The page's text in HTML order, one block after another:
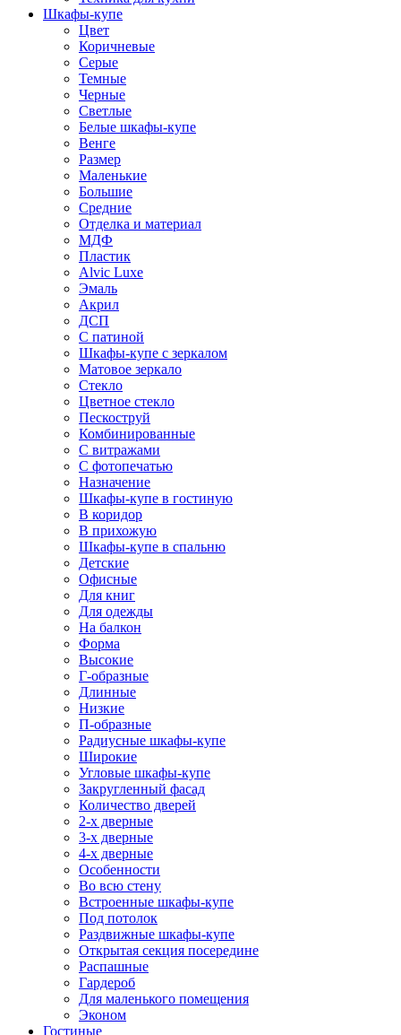
Шкафы-купе
Цвет
Коричневые
Серые
Темные
Черные
Светлые
Белые шкафы-купе
Венге
Размер
Маленькие
Большие
Средние
Отделка и материал
МДФ
Пластик
Alvic Luxe
Эмаль
Акрил
ДСП
С патиной
Шкафы-купе с зеркалом
Матовое зеркало
Стекло
Цветное стекло
Пескоструй
Комбинированные
С витражами
С фотопечатью
Назначение
Шкафы-купе в гостиную
В коридор
В прихожую
Шкафы-купе в спальню
Детские
Офисные
Для книг
Для одежды
На балкон
Форма
Высокие
Г-образные
Длинные
Низкие
П-образные
Радиусные шкафы-купе
Широкие
Угловые шкафы-купе
Закругленный фасад
Количество дверей
2-х дверные
3-х дверные
4-х дверные
Особенности
Во всю стену
Встроенные шкафы-купе
Под потолок
Раздвижные шкафы-купе
Открытая секция посередине
Распашные
Гардероб
Для маленького помещения
Эконом
Гостиные